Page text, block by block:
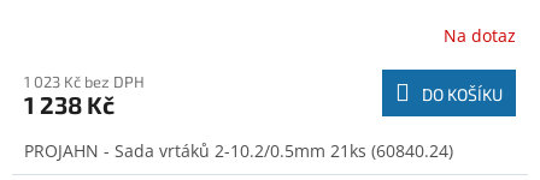
Na dotaz
1 023 Kč bez DPH
1 238 Kč DO KOŠÍKU
PROJAHN - Sada vrtáků 2-10.2/0.5mm 21ks (60840.24)